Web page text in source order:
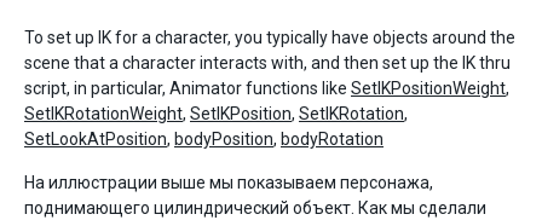
To set up IK for a character, you typically have objects around the
scene that a character interacts with, and then set up the IK thru
script, in particular, Animator functions like SetIKPositionWeight,
SetIKRotationWeight, SetIKPosition, SetIKRotation,
SetLookAtPosition, bodyPosition, bodyRotation
На иллюстрации выше мы показываем персонажа,
поднимающего цилиндрический объект. Как мы сделали